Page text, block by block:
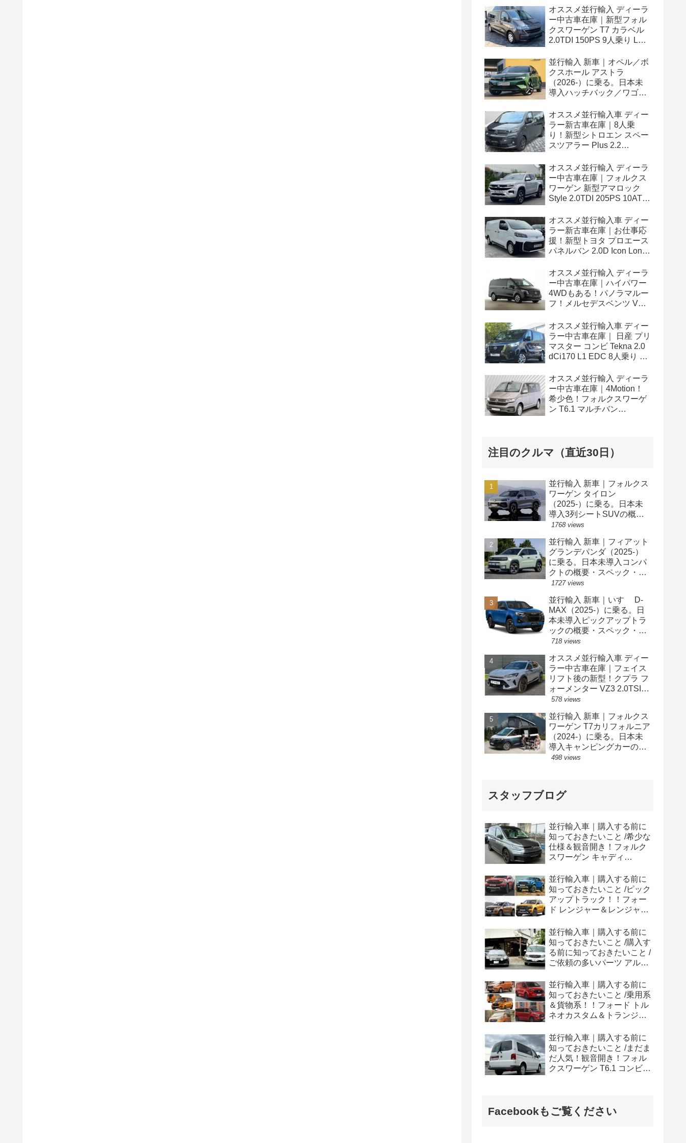
オススメ並行輸入 ディーラ
ー中古車在庫｜新型フォル
クスワーゲン T7 カラベル
2.0TDI 150PS 9人乗り LWB
並行輸入 新車｜オペル／ボ
クスホール アストラ
（2026-）に乗る。日本未
導入ハッチバック／ワゴン
情報。
オススメ並行輸入車 ディー
ラー新古車在庫｜8人乗
り！新型シトロエン スペー
スツアラー Plus 2.2
ドル
オススメ並行輸入 ディーラ
ー中古車在庫｜フォルクス
ワーゲン 新型アマロック
Style 2.0TDI 205PS 10AT
オススメ並行輸入車 ディー
ラー新古車在庫｜お仕事応
援！新型トヨタ プロエース
パネルバン 2.0D Icon Long
オススメ並行輸入 ディーラ
ー中古車在庫｜ハイパワー
4WDもある！パノラマルー
フ！メルセデスベンツ Vク
ロング 4Matic 9G-Tronic 左
ハンドル
オススメ並行輸入車 ディー
ラー中古車在庫｜ 日産 プリ
マスター コンビ Tekna 2.0
dCi170 L1 EDC 8人乗り 左
オススメ並行輸入 ディーラ
ー中古車在庫｜4Motion！
希少色！フォルクスワーゲ
ン T6.1 マルチバン
注目のクルマ（直近30日）
並行輸入 新車｜フォルクス
ワーゲン タイロン
（2025-）に乗る。日本未
導入3列シートSUVの概
要・スペック・価格の情
1768 views
並行輸入 新車｜フィアット
グランデパンダ（2025-）
に乗る。日本未導入コンパ
クトの概要・スペック・価
格の情報。
1727 views
並行輸入 新車｜いすゞ D-
MAX（2025-）に乗る。日
本未導入ピックアップトラ
ックの概要・スペック・価
格の情報。
718 views
オススメ並行輸入車 ディー
ラー中古車在庫｜フェイス
リフト後の新型！クプラ フ
ォーメンター VZ3 2.0TSI
333PS 4Drive 7DSG 右ハン
578 views
並行輸入 新車｜フォルクス
ワーゲン T7カリフォルニア
（2024-）に乗る。日本未
導入キャンピングカーの概
要・スペック・価格の情
498 views
スタッフブログ
並行輸入車｜購入する前に
知っておきたいこと /希少な
仕様＆観音開き！フォルク
スワーゲン キャディ
並行輸入車｜購入する前に
知っておきたいこと /ピック
アップトラック！！フォー
ド レンジャー＆レンジャー
め！
並行輸入車｜購入する前に
知っておきたいこと /購入す
る前に知っておきたいこと /
ご依頼の多いパーツ アルピ
やカスタム・チューニング
パーツも何とかなる！②
並行輸入車｜購入する前に
知っておきたいこと /乗用系
＆貨物系！！フォード トル
ネオカスタム＆トランジッ
め！
並行輸入車｜購入する前に
知っておきたいこと /まだま
だ人気！観音開き！フォル
クスワーゲン T6.1 コンビ横
Facebookもご覧ください